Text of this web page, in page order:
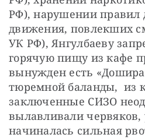
РФ), нарушении правил
движения, повлекших
УК РФ), Янгулбаеву
горячую пищу из кафе
вынужден есть
тюремной баланды,  из
заключенные СИЗО
вылавливали червяков,
начиналась сильная